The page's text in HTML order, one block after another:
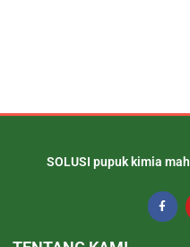
SOLUSI pupuk kimia